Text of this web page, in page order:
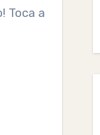
Toca a